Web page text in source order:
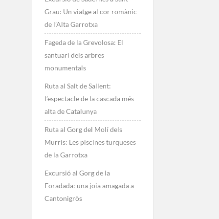
Grau: Un viatge al cor romànic
de l’Alta Garrotxa
Fageda de la Grevolosa: El
santuari dels arbres
monumentals
Ruta al Salt de Sallent:
l’espectacle de la cascada més
alta de Catalunya
Ruta al Gorg del Molí dels
Murris: Les piscines turqueses
de la Garrotxa
Excursió al Gorg de la
Foradada: una joia amagada a
Cantonigròs